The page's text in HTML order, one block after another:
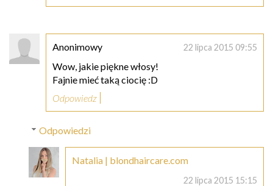
Anonimowy 22 lipca 2015 09:55
Wow, jakie piękne włosy!
Fajnie mieć taką ciocię :D
Odpowiedz
Odpowiedzi
Natalia | blondhaircare.com
22 lipca 2015 15:15